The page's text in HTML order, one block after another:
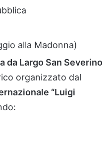
alla Madonna)
da Largo San Severino
organizzato dal
“Luigi